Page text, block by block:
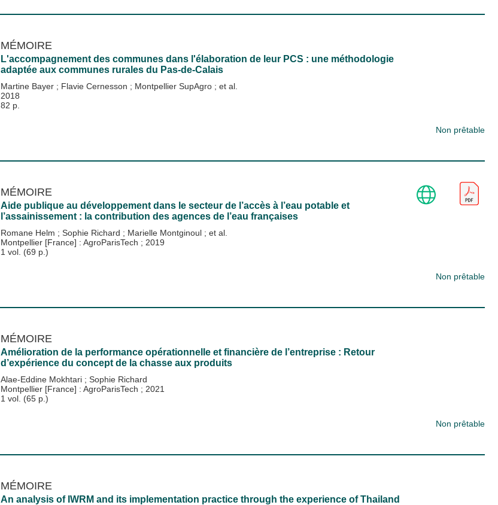
MÉMOIRE
L'accompagnement des communes dans l'élaboration de leur PCS : une méthodologie
adaptée aux communes rurales du Pas-de-Calais
Martine Bayer ; Flavie Cernesson ; Montpellier SupAgro ; et al.
2018
82 p.
Non prêtable
MÉMOIRE
Aide publique au développement dans le secteur de l’accès à l’eau potable et
l’assainissement : la contribution des agences de l’eau françaises
Romane Helm ; Sophie Richard ; Marielle Montginoul ; et al.
Montpellier [France] : AgroParisTech ; 2019
1 vol. (69 p.)
Non prêtable
MÉMOIRE
Amélioration de la performance opérationnelle et financière de l’entreprise : Retour
d’expérience du concept de la chasse aux produits
Alae-Eddine Mokhtari ; Sophie Richard
Montpellier [France] : AgroParisTech ; 2021
1 vol. (65 p.)
Non prêtable
MÉMOIRE
An analysis of IWRM and its implementation practice through the experience of Thailand